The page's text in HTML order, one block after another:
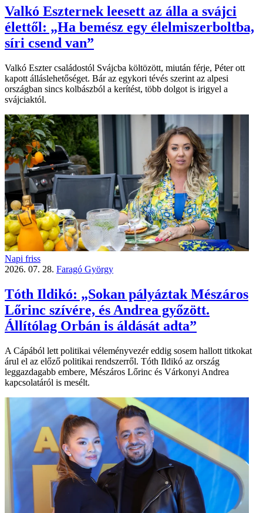
Valkó Eszternek leesett az álla a svájci
élettől: „Ha bemész egy élelmiszerboltba,
síri csend van”
Valkó Eszter családostól Svájcba költözött, miután férje, Péter ott
kapott álláslehetőséget. Bár az egykori tévés szerint az alpesi
országban sincs kolbászból a kerítést, több dolgot is irigyel a
svájciaktól.
Napi friss
2026. 07. 28. Faragó György
Tóth Ildikó: „Sokan pályáztak Mészáros
Lőrinc szívére, és Andrea győzött.
Állítólag Orbán is áldását adta”
A Cápából lett politikai véleményvezér eddig sosem hallott titkokat
árul el az előző politikai rendszerről. Tóth Ildikó az ország
leggazdagabb embere, Mészáros Lőrinc és Várkonyi Andrea
kapcsolatáról is mesélt.